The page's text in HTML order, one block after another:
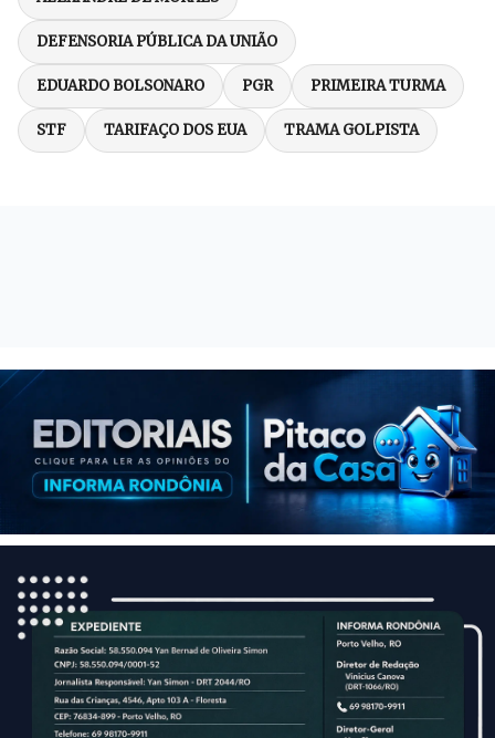
DEFENSORIA PÚBLICA DA UNIÃO
EDUARDO BOLSONARO PGR PRIMEIRA TURMA
STF TARIFAÇO DOS EUA TRAMA GOLPISTA